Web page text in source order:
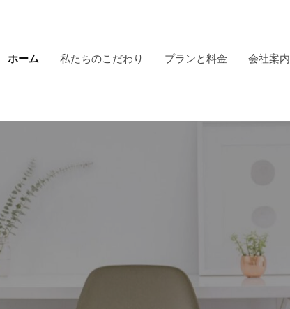
ホーム 私たちのこだわり プランと料金 会社案内